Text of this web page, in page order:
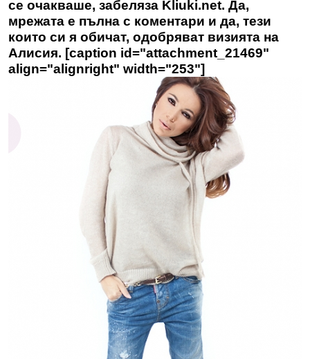
се очакваше, забеляза Kliuki.net. Да,
мрежата е пълна с коментари и да, тези
които си я обичат, одобряват визията на
Алисия. [caption id="attachment_21469"
align="alignright" width="253"]